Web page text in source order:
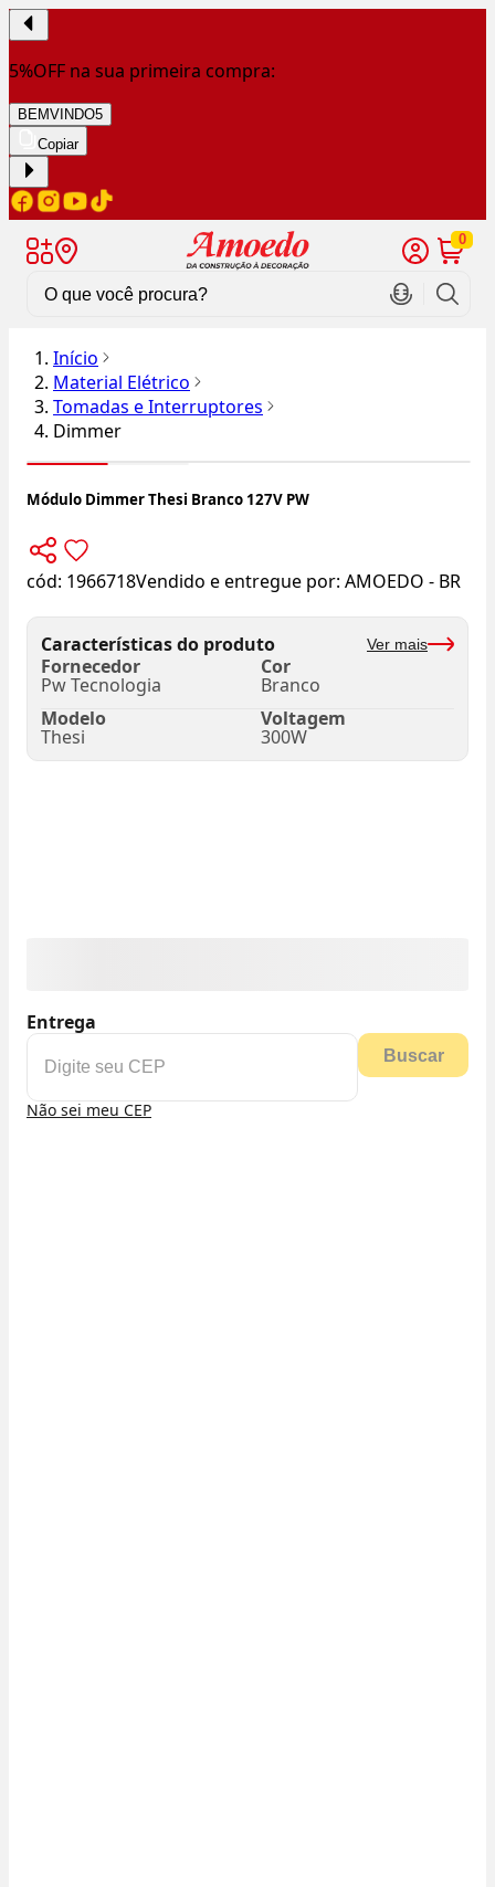
5%OFF na sua primeira compra:
BEMVINDO5
Copiar
0
Início
Material Elétrico
Tomadas e Interruptores
Dimmer
Módulo Dimmer Thesi Branco 127V PW
cód: 1966718Vendido e entregue por: AMOEDO - BR
Características do produto Ver mais
Fornecedor
Pw Tecnologia
Cor
Branco
Modelo
Thesi
Voltagem
300W
Entrega
Buscar
Não sei meu CEP